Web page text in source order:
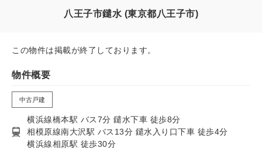
八王子市鑓水 (東京都八王子市)
この物件は掲載が終了しております。
物件概要
中古戸建
横浜線橋本駅 バス7分 鑓水下車 徒歩8分
相模原線南大沢駅 バス13分 鑓水入り口下車 徒歩4分
横浜線相原駅 徒歩30分